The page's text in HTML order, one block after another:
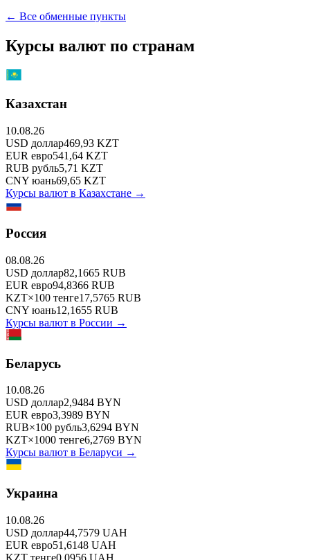
← Все обменные пункты
Курсы валют по странам
Казахстан
10.08.26
USD доллар469,93 KZT
EUR евро541,64 KZT
RUB рубль5,71 KZT
CNY юань69,65 KZT
Курсы валют в Казахстане →
Россия
08.08.26
USD доллар82,1665 RUB
EUR евро94,8366 RUB
KZT×100 тенге17,5765 RUB
CNY юань12,1655 RUB
Курсы валют в России →
Беларусь
10.08.26
USD доллар2,9484 BYN
EUR евро3,3989 BYN
RUB×100 рубль3,6294 BYN
KZT×1000 тенге6,2769 BYN
Курсы валют в Беларуси →
Украина
10.08.26
USD доллар44,7579 UAH
EUR евро51,6148 UAH
KZT тенге0,0956 UAH